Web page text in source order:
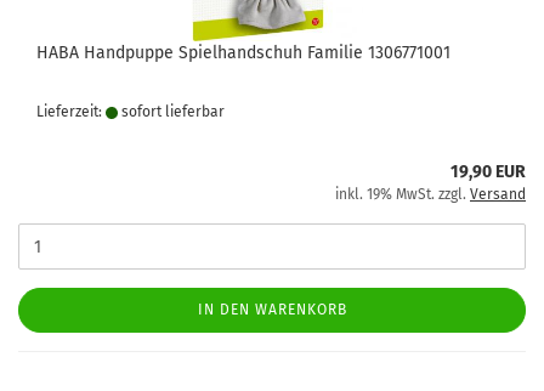
HABA Handpuppe Spielhandschuh Familie 1306771001
Lieferzeit: sofort lie­fer­bar
19,90 EUR
inkl. 19% MwSt. zzgl. Versand
IN DEN WARENKORB